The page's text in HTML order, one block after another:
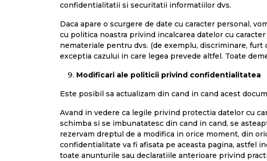
confidentialitatii si securitatii informatiilor dvs.
Daca apare o scurgere de date cu caracter personal,
cu politica noastra privind incalcarea datelor cu
nemateriale pentru dvs. (de exemplu, discriminare,
exceptia cazului in care legea prevede altfel. Toate
Modificari ale politicii privind confidentialitatea
Este posibil sa actualizam din cand in cand acest
Avand in vedere ca legile privind protectia datelor cu
schimba si se imbunatatesc din cand in cand, se
rezervam dreptul de a modifica in orice moment, din
confidentialitate va fi afisata pe aceasta pagina,
toate anunturile sau declaratiile anterioare privind